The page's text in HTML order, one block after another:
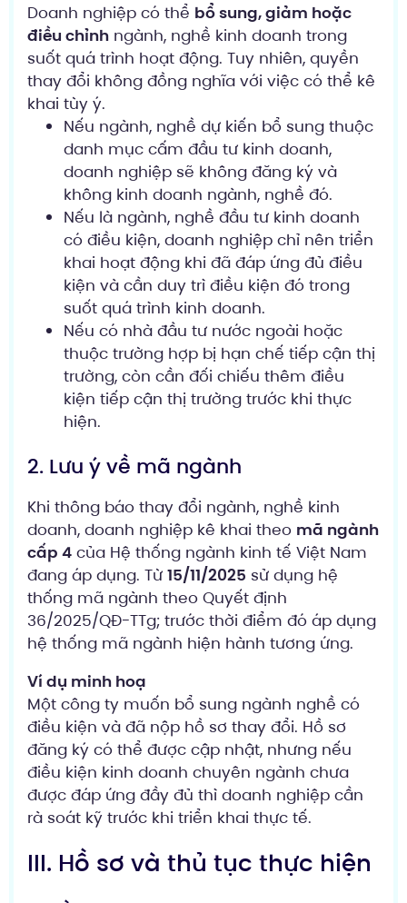
Doanh nghiệp có thể bổ sung, giảm hoặc
điều chỉnh ngành, nghề kinh doanh trong
suốt quá trình hoạt động. Tuy nhiên, quyền
thay đổi không đồng nghĩa với việc có thể kê
khai tùy ý.
Nếu ngành, nghề dự kiến bổ sung thuộc
danh mục cấm đầu tư kinh doanh,
doanh nghiệp sẽ không đăng ký và
không kinh doanh ngành, nghề đó.
Nếu là ngành, nghề đầu tư kinh doanh
có điều kiện, doanh nghiệp chỉ nên triển
khai hoạt động khi đã đáp ứng đủ điều
kiện và cần duy trì điều kiện đó trong
suốt quá trình kinh doanh.
Nếu có nhà đầu tư nước ngoài hoặc
thuộc trường hợp bị hạn chế tiếp cận thị
trường, còn cần đối chiếu thêm điều
kiện tiếp cận thị trường trước khi thực
hiện.
2. Lưu ý về mã ngành
Khi thông báo thay đổi ngành, nghề kinh
doanh, doanh nghiệp kê khai theo mã ngành
cấp 4 của Hệ thống ngành kinh tế Việt Nam
đang áp dụng. Từ 15/11/2025 sử dụng hệ
thống mã ngành theo Quyết định
36/2025/QĐ-TTg; trước thời điểm đó áp dụng
hệ thống mã ngành hiện hành tương ứng.
Ví dụ minh hoạ
Một công ty muốn bổ sung ngành nghề có
điều kiện và đã nộp hồ sơ thay đổi. Hồ sơ
đăng ký có thể được cập nhật, nhưng nếu
điều kiện kinh doanh chuyên ngành chưa
được đáp ứng đầy đủ thì doanh nghiệp cần
rà soát kỹ trước khi triển khai thực tế.
III. Hồ sơ và thủ tục thực hiện